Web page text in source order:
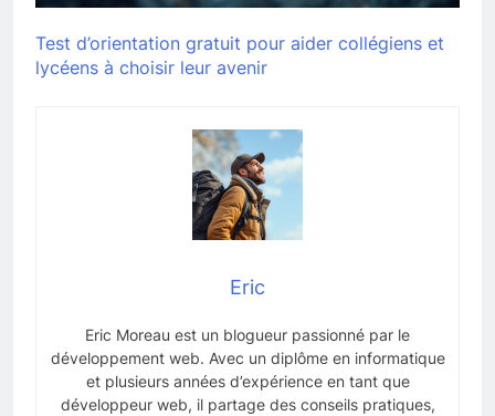
Test d’orientation gratuit pour aider collégiens et
lycéens à choisir leur avenir
Eric
Eric Moreau est un blogueur passionné par le
développement web. Avec un diplôme en informatique
et plusieurs années d’expérience en tant que
développeur web, il partage des conseils pratiques,